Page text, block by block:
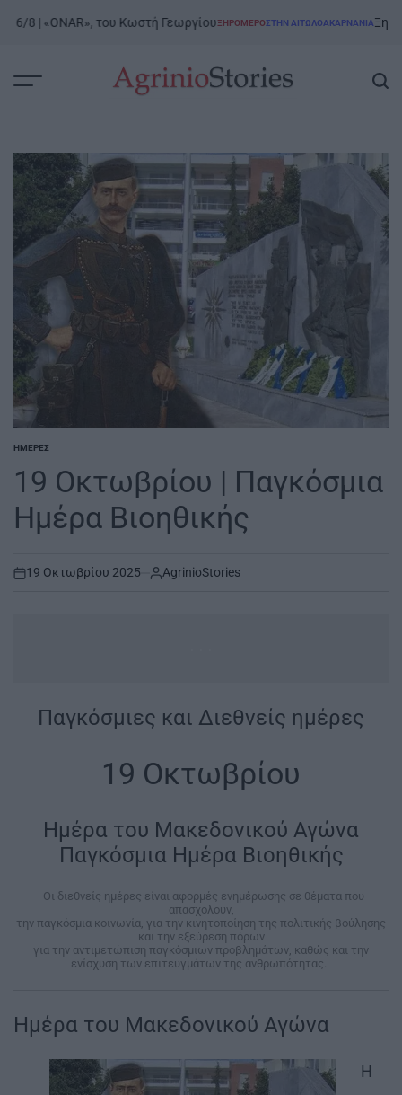
| «ONAR», του Κωστή ΓεωργίουPOSTED
ΞΗΡΟΜΕΡΟΣΤΗΝ ΑΙΤΩΛΟΑΚΑΡΝΑΝΊΑ
POSTED
ΗΜΈΡΕΣ
19 Οκτωβρίου | Παγκόσμια
Ημέρα Βιοηθικής
on
19 Οκτωβρίου 2025 AgrinioStories
Παγκόσμιες και Διεθνείς ημέρες
19 Οκτωβρίου
Ημέρα του Μακεδονικού Αγώνα
Παγκόσμια Ημέρα Βιοηθικής
Οι διεθνείς ημέρες είναι αφορμές ενημέρωσης σε θέματα που
απασχολούν,
την παγκόσμια κοινωνία, για την κινητοποίηση της πολιτικής βούλησης
και την εξεύρεση πόρων
για την αντιμετώπιση παγκόσμιων προβλημάτων, καθώς και την
ενίσχυση των επιτευγμάτων της ανθρωπότητας.
Ημέρα του Μακεδονικού Αγώνα
Η